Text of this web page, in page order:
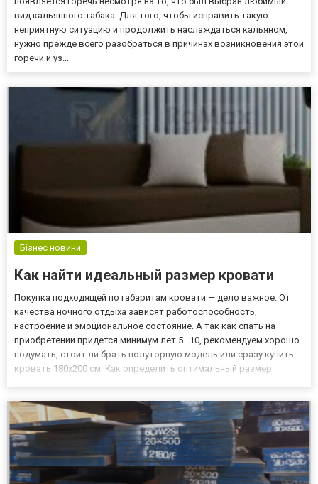
вид кальянного табака. Для того, чтобы исправить такую
неприятную ситуацию и продолжить наслаждаться кальяном,
нужно прежде всего разобраться в причинах возникновения этой
горечи и уз...
Бізнес новини
Как найти идеальный размер кровати
Покупка подходящей по габаритам кровати — дело важное. От
качества ночного отдыха зависят работоспособность,
настроение и эмоциональное состояние. А так как спать на
приобретении придется минимум лет 5–10, рекомендуем хорошо
подумать, стоит ли брать полуторную модель или сразу купить
кровать 180х200 см. Как определить оптимальный размер
комн...